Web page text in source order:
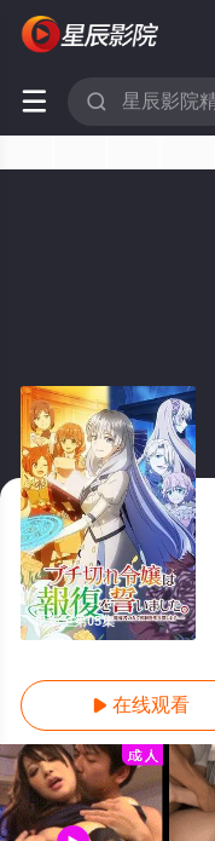
 
更新至第05集
 在线观看